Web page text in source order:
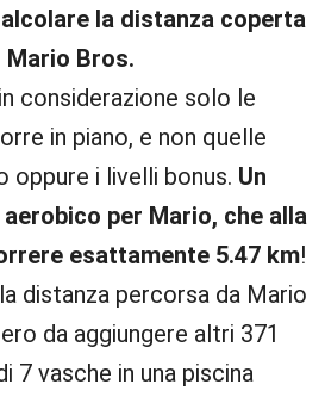
la distanza coperta
Mario Bros.
considerazione solo le
in piano, e non quelle
oppure i livelli bonus. Un
per Mario, che alla
esattamente 5.47 km!
distanza percorsa da Mario
da aggiungere altri 371
7 vasche in una piscina